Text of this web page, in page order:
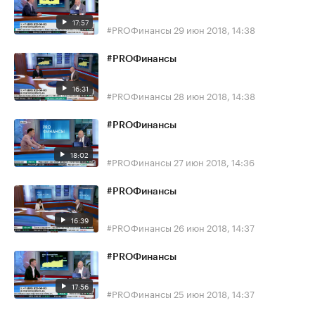
17:57 #PROФинансы 29 июн 2018, 14:38
16:31
#PROФинансы
#PROФинансы 28 июн 2018, 14:38
18:02
#PROФинансы
#PROФинансы 27 июн 2018, 14:36
16:39
#PROФинансы
#PROФинансы 26 июн 2018, 14:37
17:56
#PROФинансы
#PROФинансы 25 июн 2018, 14:37